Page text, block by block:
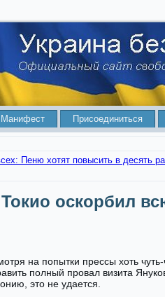
Манифест Присоединиться
Пеню хотят повысить в десять
оскорбил
на попытки прессы хоть чуть-
полный провал визита
это не удается.